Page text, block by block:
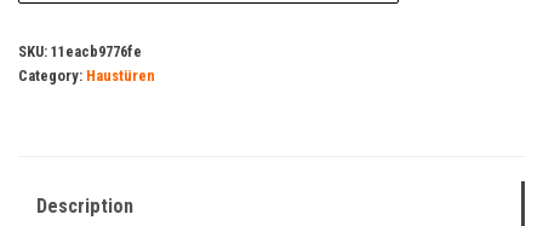
SKU: 11eacb9776fe
Category: Haustüren
Description